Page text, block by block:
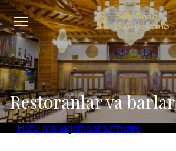
Restoranlar va barlar
Hotel management software